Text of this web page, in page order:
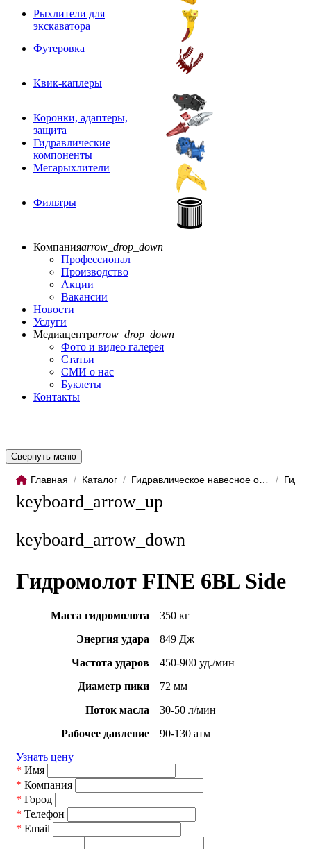
Рыхлители для
экскаватора
Футеровка
Квик-каплеры
Коронки, адаптеры,
защита
Гидравлические
компоненты
Мегарыхлители
Фильтры
Компанияarrow_drop_down
Профессионал
Производство
Акции
Вакансии
Новости
Услуги
Медиацентрarrow_drop_down
Фото и видео галерея
Статьи
СМИ о нас
Буклеты
Контакты
Свернуть меню
Главная / Каталог / /
keyboard_arrow_up
keyboard_arrow_down
Гидромолот FINE 6BL Side
Масса гидромолота
350 кг
Энергия удара
849 Дж
Частота ударов
450-900 уд./мин
Диаметр пики
72 мм
Поток масла
30-50 л/мин
Рабочее давление
90-130 атм
Узнать цену
* Имя
* Компания
* Город
* Телефон
* Email